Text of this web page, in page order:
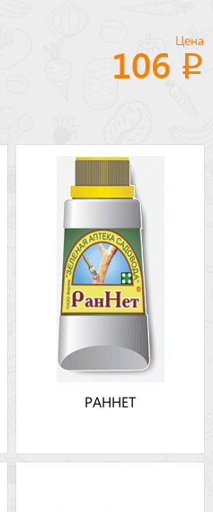
Цена
106
РАННЕТ